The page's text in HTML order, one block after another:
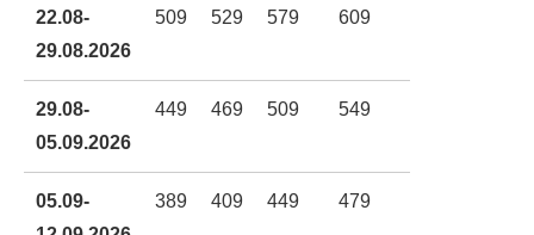
22.08-
29.08.2026
509 529 579 609
29.08-
05.09.2026
449 469 509 549
05.09-
389 409 449 479